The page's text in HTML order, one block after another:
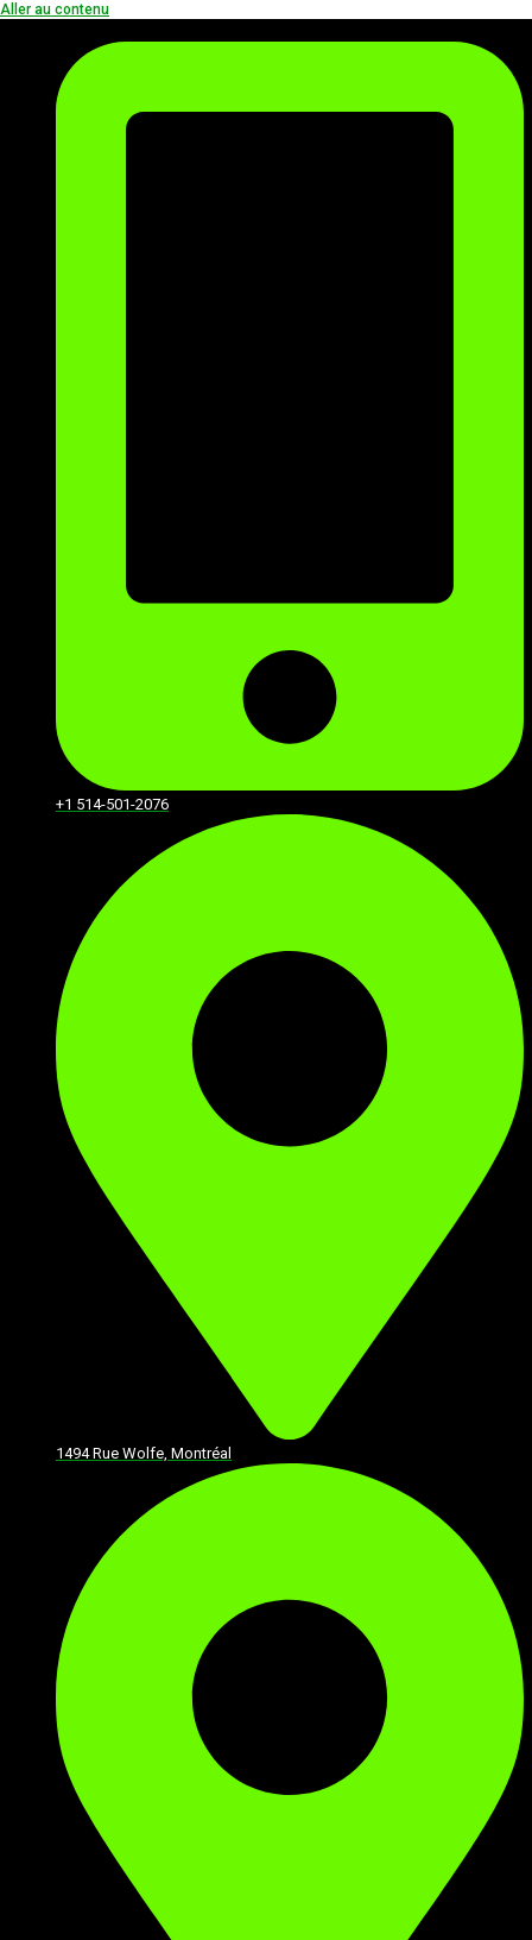
Aller au contenu
+1 514-501-2076
1494 Rue Wolfe, Montréal